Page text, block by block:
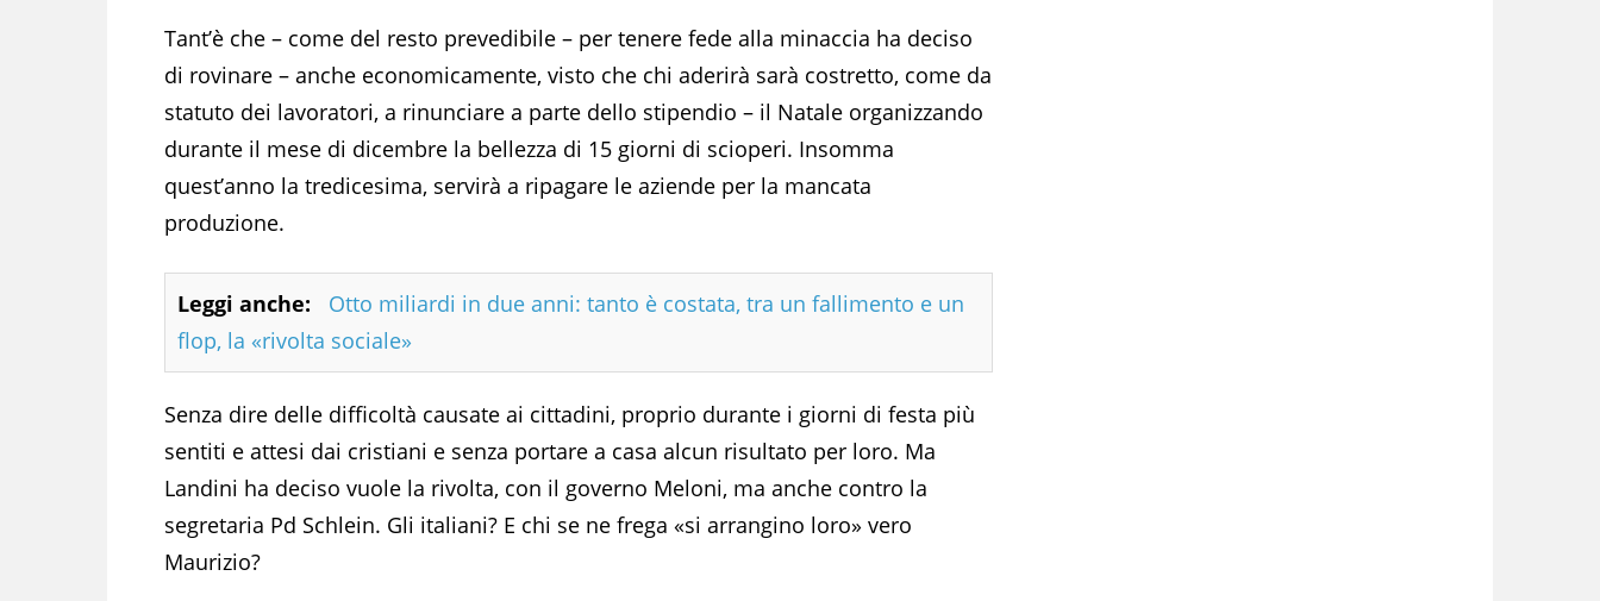
Tant’è che – come del resto prevedibile – per tenere fede alla minaccia ha deciso
di rovinare – anche economicamente, visto che chi aderirà sarà costretto, come da
statuto dei lavoratori, a rinunciare a parte dello stipendio – il Natale organizzando
durante il mese di dicembre la bellezza di 15 giorni di scioperi. Insomma
quest’anno la tredicesima, servirà a ripagare le aziende per la mancata
produzione.
Leggi anche:
Otto miliardi in due anni: tanto è costata, tra un fallimento e un
flop, la «rivolta sociale»
Senza dire delle difficoltà causate ai cittadini, proprio durante i giorni di festa più
sentiti e attesi dai cristiani e senza portare a casa alcun risultato per loro. Ma
Landini ha deciso vuole la rivolta, con il governo Meloni, ma anche contro la
segretaria Pd Schlein. Gli italiani? E chi se ne frega «si arrangino loro» vero
Maurizio?